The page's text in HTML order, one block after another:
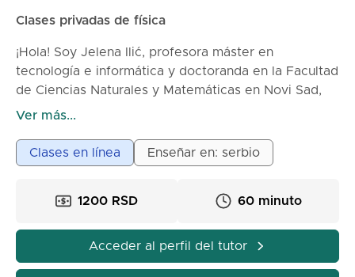
Clases privadas de física
¡Hola! Soy Jelena Ilić, profesora máster en
tecnología e informática y doctoranda en la Facultad
de Ciencias Naturales y Matemáticas en Novi Sad,
en el Departamento de Matemáticas e Informática.
Muchos estudiantes dicen que la física es difícil y
que parece un fantasma. Sin embargo, la física está
naturaleza, la tecnología, el deporte, situaciones
correcta, te das cuenta de que no es una "misión
imposible", sino una ciencia que enseña cómo
Ver más...
Clases en línea Enseñar en: serbio
1200 RSD 60 minuto
Acceder al perfil del tutor